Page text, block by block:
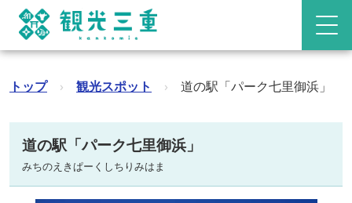
トップ › 観光スポット › 道の駅「パーク七里御浜」
道の駅「パーク七里御浜」
みちのえきぱーくしちりみはま